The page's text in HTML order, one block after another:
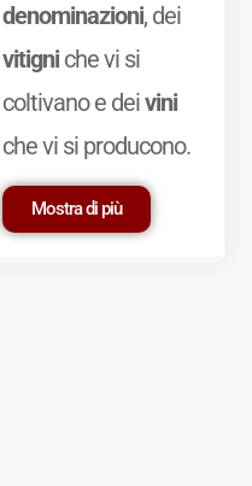
denominazioni, dei
vitigniche vi si
coltivano e deivini
che vi si producono.
Mostra di più